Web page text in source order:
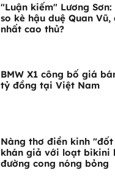
"Luận kiếm" Lương Sơn:
so kè hậu duệ Quan
nhất cao thủ?
BMW X1 công bố giá
tỷ đồng tại Việt Nam
Nàng thơ điền kinh
khán giả với loạt bikini
đường cong nóng bỏng